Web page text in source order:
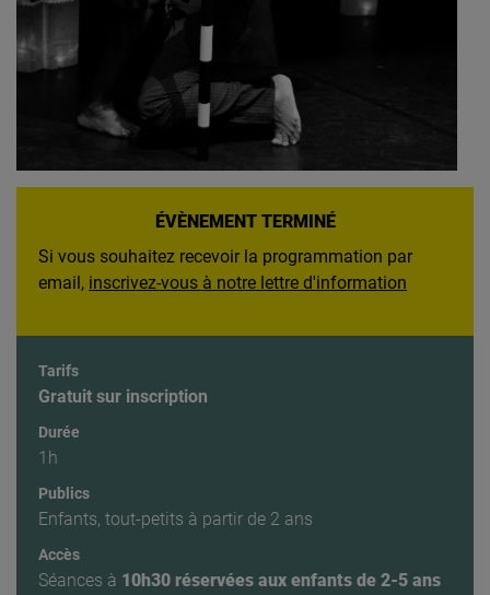
ÉVÈNEMENT TERMINÉ
Si vous souhaitez recevoir la programmation par
email, inscrivez-vous à notre lettre d'information
Tarifs
Gratuit sur inscription
Durée
1h
Publics
Enfants, tout-petits à partir de 2 ans
Accès
Séances à 10h30 réservées aux enfants de 2-5 ans